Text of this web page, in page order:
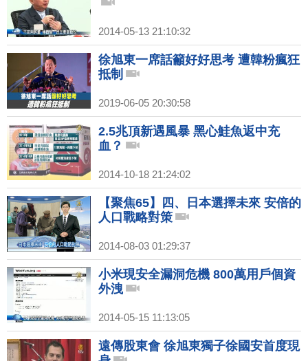
2014-05-13 21:10:32
徐旭東一席話籲好好思考 遭韓粉瘋狂
抵制
2019-06-05 20:30:58
2.5兆頂新遇風暴 黑心鮭魚返中充
血？
2014-10-18 21:24:02
【聚焦65】四、日本選擇未來 安倍的
人口戰略對策
2014-08-03 01:29:37
小米現安全漏洞危機 800萬用戶個資
外洩
2014-05-15 11:13:05
遠傳股東會 徐旭東獨子徐國安首度現